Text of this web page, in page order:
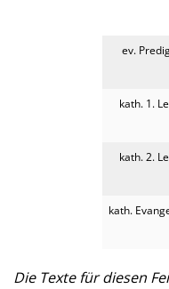
ev.
kath. 1.
kath. 2.
kath.
Die Texte für diesen